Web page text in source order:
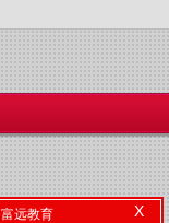
X
富远教育